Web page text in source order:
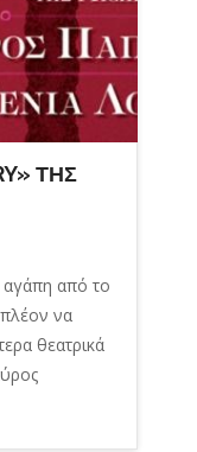
ΤΗΣ
από το
πλέον να
θεατρικά